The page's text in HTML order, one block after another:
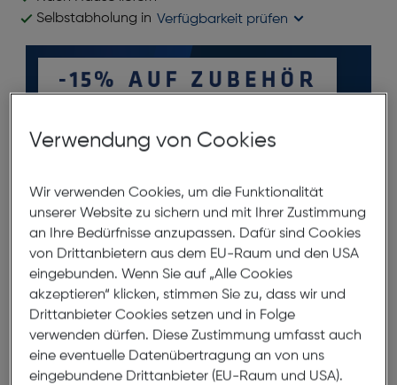
Selbstabholung in Verfügbarkeit prüfen
Produktbeschreibung
Felixx Back Cover Leder Apple
iPhone 15 dunkelgrün
ArtNr.: 180003846
Stylisches Leder Case
Verwendung von Cookies
Wir verwenden Cookies, um die Funktionalität
unserer Website zu sichern und mit Ihrer Zustimmung
an Ihre Bedürfnisse anzupassen. Dafür sind Cookies
von Drittanbietern aus dem EU-Raum und den USA
eingebunden. Wenn Sie auf „Alle Cookies
akzeptieren“ klicken, stimmen Sie zu, dass wir und
Drittanbieter Cookies setzen und in Folge
verwenden dürfen. Diese Zustimmung umfasst auch
eine eventuelle Datenübertragung an von uns
eingebundene Drittanbieter (EU-Raum und USA).